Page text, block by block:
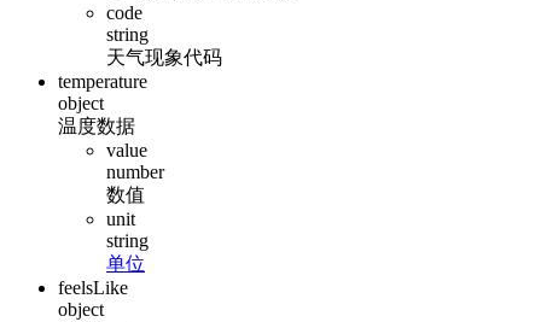
code
string
天气现象代码
temperature
object
温度数据
value
number
数值
unit
string
单位
feelsLike
object